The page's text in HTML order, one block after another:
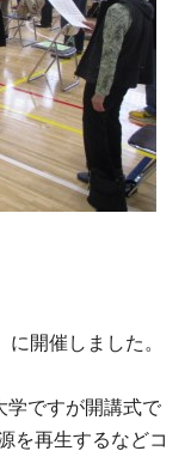
開催しました。
学ですが開講式で
を再生するなどコ